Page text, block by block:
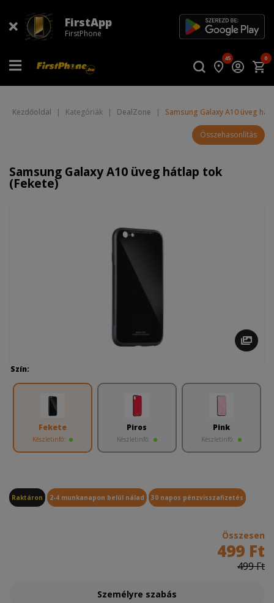
FirstApp
FirstPhone
45 0
Kezdőoldal | Kategóriák | DealZone | Samsung Galaxy A10 üveg
Összehasonlítás
Samsung Galaxy A10 üveg hátlap tok
(Fekete)
Szín:
Fekete
Készletinfó:
Piros
Készletinfó:
Pink
Készletinfó:
Raktáron 2-4 munkanapon belül nálad 30 napos pénzvisszafizetés
Összesen
499 Ft
499 Ft
Személyre szabás